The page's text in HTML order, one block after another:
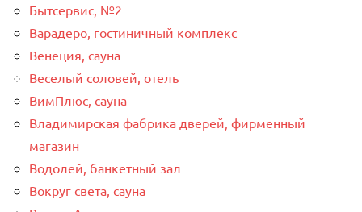
Бытсервис, №2
Варадеро, гостиничный комплекс
Венеция, сауна
Веселый соловей, отель
ВимПлюс, сауна
Владимирская фабрика дверей, фирменный
магазин
Водолей, банкетный зал
Вокруг света, сауна